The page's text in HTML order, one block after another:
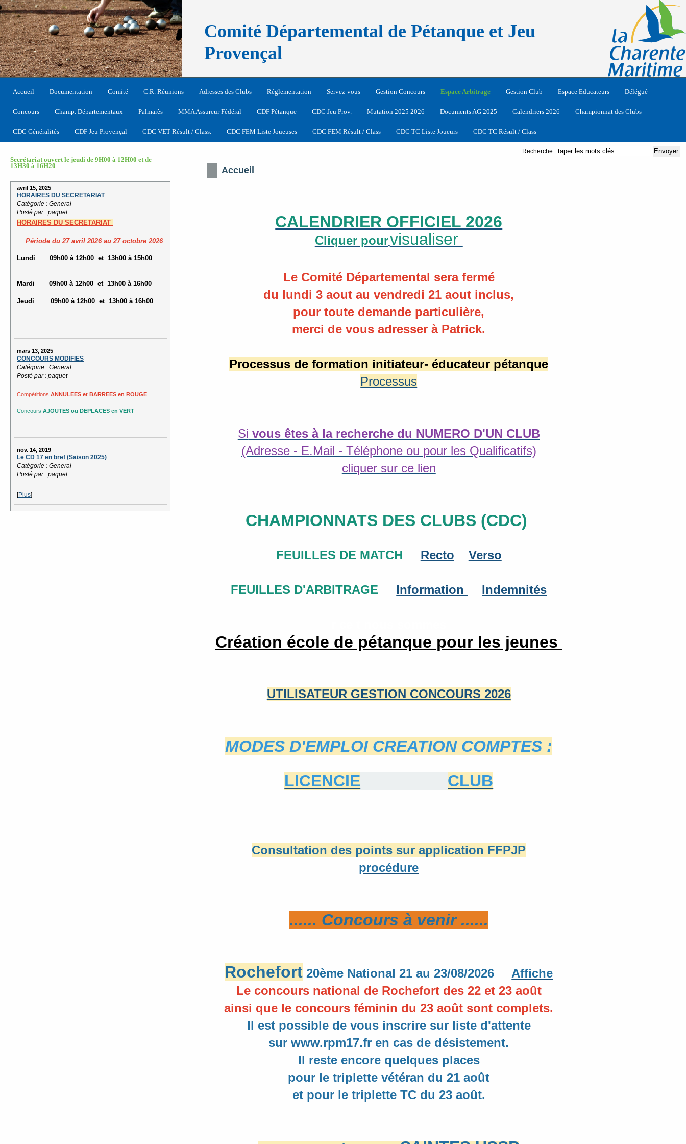
Comité Départemental de Pétanque et Jeu
Provençal
Accueil Documentation Comité C.R. Réunions Adresses des Clubs Réglementation Servez-vous Gestion Concours Espace Arbitrage Gestion Club Espace Educateurs Délégué
Concours Champ. Départementaux Palmarès MMA Assureur Fédéral CDF Pétanque CDC Jeu Prov. Mutation 2025 2026 Documents AG 2025 Calendriers 2026 Championnat des Clubs
CDC Généralités CDF Jeu Provençal CDC VET Résult / Class. CDC FEM Liste Joueuses CDC FEM Résult / Class CDC TC Liste Joueurs CDC TC Résult / Class
Recherche:
Secrétariat ouvert le jeudi de 9H00 à 12H00 et de
13H30 à 16H20
avril 15, 2025
HORAIRES DU SECRETARIAT
Catégorie : General
Posté par : paquet
HORAIRES DU SECRETARIAT
Période du 27 avril 2026 au 27 octobre 2026
Lundi 09h00 à 12h00 et13h00 à 15h00
Mardi 09h00 à 12h00 et13h00 à 16h00
Jeudi 09h00 à 12h00 et13h00 à 16h00
mars 13, 2025
CONCOURS MODIFIES
Catégorie : General
Posté par : paquet
Compétitions ANNULEES et BARREES en ROUGE
Concours AJOUTES ou DEPLACES en VERT
nov. 14, 2019
Le CD 17 en bref (Saison 2025)
Catégorie : General
Posté par : paquet
[Plus]
Accueil
CALENDRIER OFFICIEL 2026
Cliquer pourvisualiser
Le Comité Départemental sera fermé
du lundi 3 aout au vendredi 21 aout inclus,
pour toute demande particulière,
merci de vous adresser à Patrick.
Processus de formation initiateur- éducateur pétanque
Processus
Si vous êtes à la recherche du NUMERO D'UN CLUB
(Adresse - E.Mail - Téléphone ou pour les Qualificatifs)
cliquer sur ce lien
CHAMPIONNATS DES CLUBS (CDC)
FEUILLES DE MATCH Recto Verso
FEUILLES D'ARBITRAGE Information Indemnités
Création école de pétanque pour les jeunes
UTILISATEUR GESTION CONCOURS 2026
MODES D'EMPLOI CREATION COMPTES :
LICENCIE
CLUB
Consultation des points sur application FFPJP
procédure
...... Concours à venir ......
Rochefort 20ème National 21 au 23/08/2026 Affiche
Le concours national de Rochefort des 22 et 23 août
ainsi que le concours féminin du 23 août sont complets.
Il est possible de vous inscrire sur liste d'attente
sur www.rpm17.fr en cas de désistement.
Il reste encore quelques places
pour le triplette vétéran du 21 août
et pour le triplette TC du 23 août.